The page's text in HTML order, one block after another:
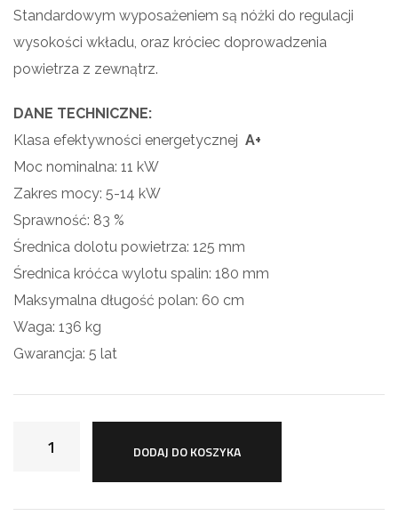
Standardowym wyposażeniem są nóżki do regulacji
wysokości wkładu, oraz króciec doprowadzenia
powietrza z zewnątrz.
DANE TECHNICZNE:
Klasa efektywności energetycznej A+
Moc nominalna: 11 kW
Zakres mocy: 5-14 kW
Sprawność: 83 %
Średnica dolotu powietrza: 125 mm
Średnica króćca wylotu spalin: 180 mm
Maksymalna długość polan: 60 cm
Waga: 136 kg
Gwarancja: 5 lat
DODAJ DO KOSZYKA